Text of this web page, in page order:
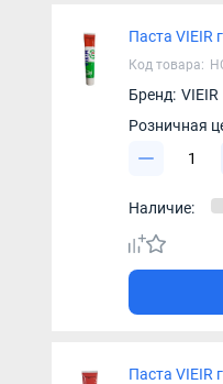
Паста VIEIR
Код товара:
Бренд: VIEIR
Розничная
Наличие:
Паста VIEIR